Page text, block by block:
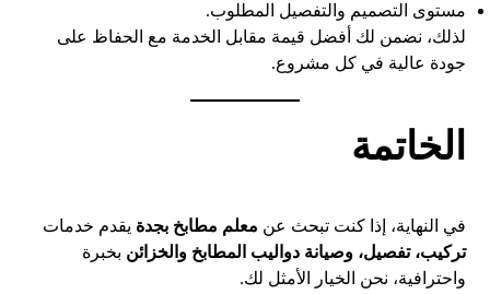
مستوى التصميم والتفصيل المطلوب.
لذلك، نضمن لك أفضل قيمة مقابل الخدمة مع الحفاظ على
جودة عالية في كل مشروع.
الخاتمة
في النهاية، إذا كنت تبحث عن معلم مطابخ بجدة يقدم خدمات
تركيب، تفصيل، وصيانة دواليب المطابخ والخزائن بخبرة
واحترافية، نحن الخيار الأمثل لك.